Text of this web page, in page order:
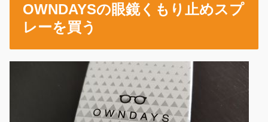
OWNDAYSの眼鏡くもり止めスプ
レーを買う